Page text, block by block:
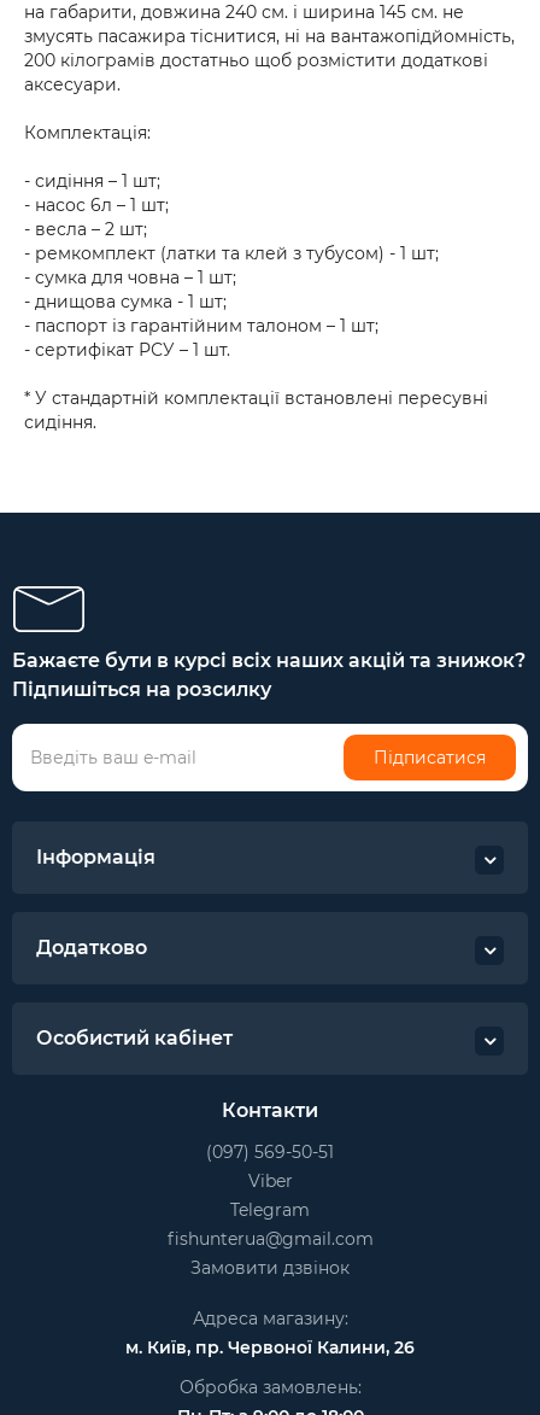
на габарити, довжина 240 см. і ширина 145 см. не
змусять пасажира тіснитися, ні на вантажопідйомність,
200 кілограмів достатньо щоб розмістити додаткові
аксесуари.
Комплектація:
- сидіння – 1 шт;
- насос 6л – 1 шт;
- весла – 2 шт;
- ремкомплект (латки та клей з тубусом) - 1 шт;
- сумка для човна – 1 шт;
- днищова сумка - 1 шт;
- паспорт із гарантійним талоном – 1 шт;
- сертифікат РСУ – 1 шт.
* У стандартній комплектації встановлені пересувні
сидіння.
Бажаєте бути в курсі всіх наших акцій та знижок?
Підпишіться на розсилку
Підписатися
Інформація
Додатково
Особистий кабінет
Контакти
(097) 569-50-51
Viber
Telegram
fishunterua@gmail.com
Замовити дзвінок
Адреса магазину:
м. Київ, пр. Червоної Калини, 26
Обробка замовлень: